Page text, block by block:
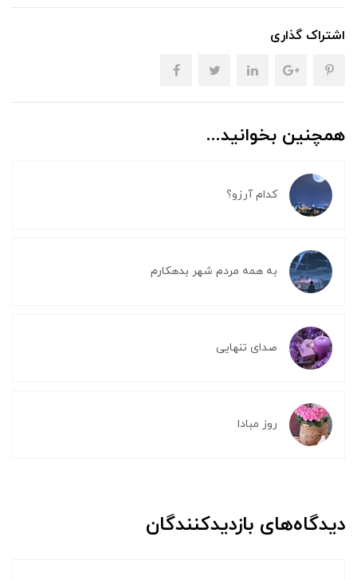
اشتراک گذاری
همچنین بخوانید...
کدام آرزو؟
به همه مردم شهر بدهکارم
صدای تنهایی
روز مبادا
دیدگاه‌های بازدیدکنندگان